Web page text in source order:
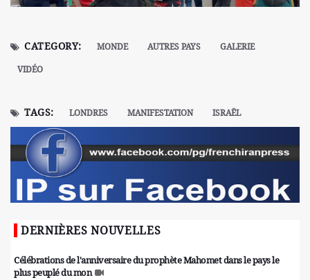
CATEGORY: MONDE AUTRES PAYS
GALERIE
VIDÉO
TAGS: LONDRES MANIFESTATION ISRAËL
DERNIÈRES NOUVELLES
Célébrations de l'anniversaire du prophète Mahomet dans le pays le
plus peuplé du mon